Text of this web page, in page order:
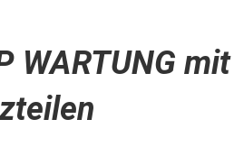
WARTUNG mit